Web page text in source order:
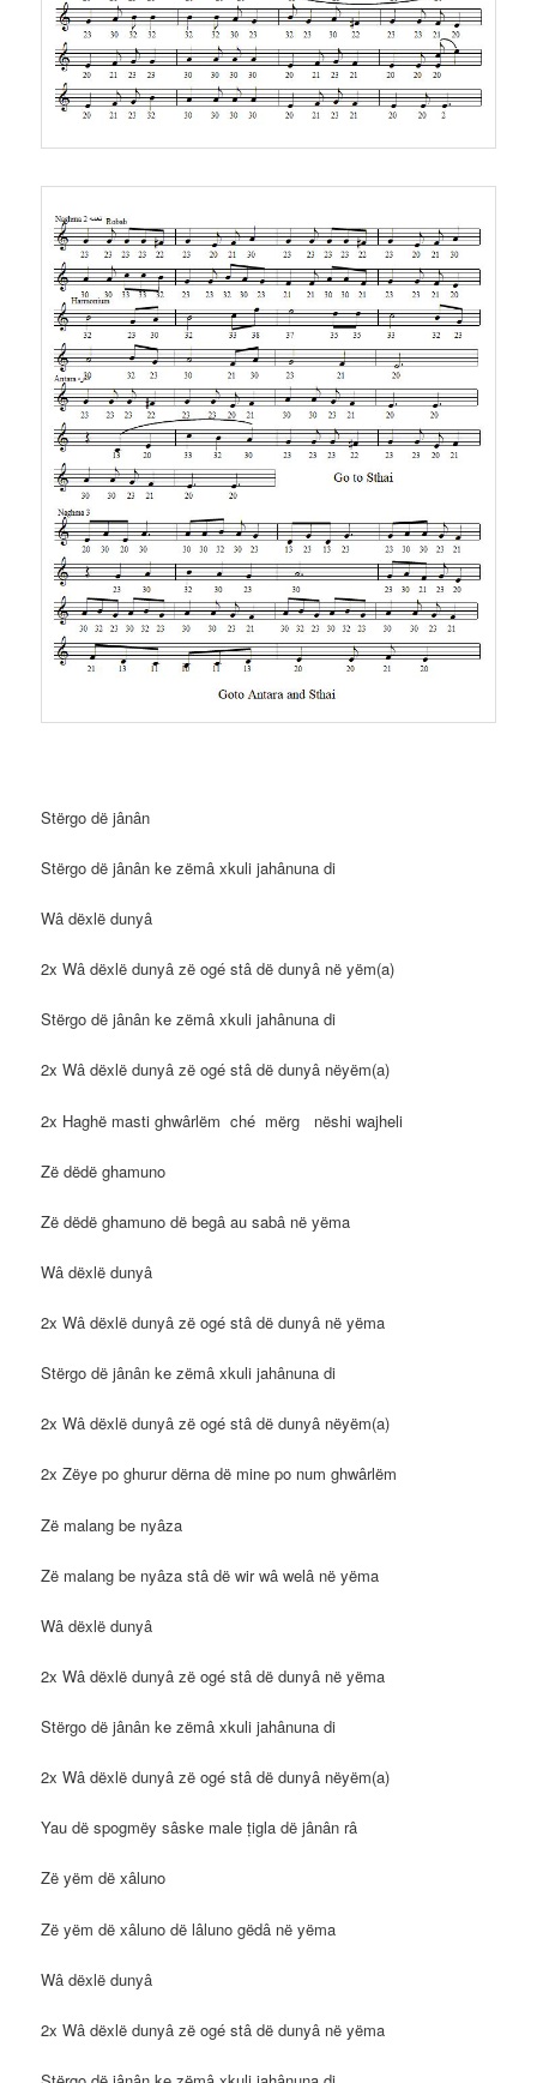
Stërgo dë jânân
Stërgo dë jânân ke zëmâ xkuli jahânuna di
Wâ dëxlë dunyâ
2x Wâ dëxlë dunyâ zë ogé stâ dë dunyâ në yëm(a)
Stërgo dë jânân ke zëmâ xkuli jahânuna di
2x Wâ dëxlë dunyâ zë ogé stâ dë dunyâ nëyëm(a)
2x Haghë masti ghwârlëm ché mërg nëshi wajheli
Zë dëdë ghamuno
Zë dëdë ghamuno dë begâ au sabâ në yëma
Wâ dëxlë dunyâ
2x Wâ dëxlë dunyâ zë ogé stâ dë dunyâ në yëma
Stërgo dë jânân ke zëmâ xkuli jahânuna di
2x Wâ dëxlë dunyâ zë ogé stâ dë dunyâ nëyëm(a)
2x Zëye po ghurur dërna dë mine po num ghwârlëm
Zë malang be nyâza
Zë malang be nyâza stâ dë wir wâ welâ në yëma
Wâ dëxlë dunyâ
2x Wâ dëxlë dunyâ zë ogé stâ dë dunyâ në yëma
Stërgo dë jânân ke zëmâ xkuli jahânuna di
2x Wâ dëxlë dunyâ zë ogé stâ dë dunyâ nëyëm(a)
Yau dë spogmëy sâske male ṭigla dë jânân râ
Zë yëm dë xâluno
Zë yëm dë xâluno dë lâluno gëdâ në yëma
Wâ dëxlë dunyâ
2x Wâ dëxlë dunyâ zë ogé stâ dë dunyâ në yëma